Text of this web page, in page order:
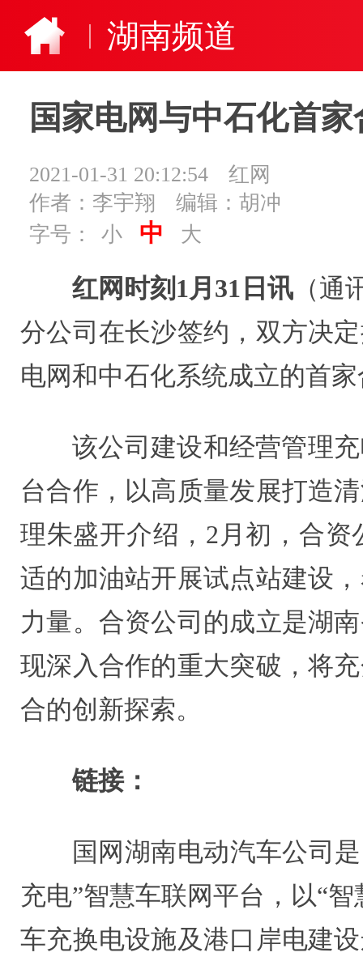
湖南频道
国家电网与中石化首
2021-01-31 20:12:54
红网
作者：李宇翔
编辑：胡冲
字号：
小 中 大
红网时刻1月31日讯（通
分公司在长沙签约，双方决
电网和中石化系统成立的首
该公司建设和经营管理
台合作，以高质量发展打造
理朱盛开介绍，2月初，合
适的加油站开展试点站建设
力量。合资公司的成立是湖
现深入合作的重大突破，将
合的创新探索。
链接：
国网湖南电动汽车公司
充电”智慧车联网平台，以“
车充换电设施及港口岸电建